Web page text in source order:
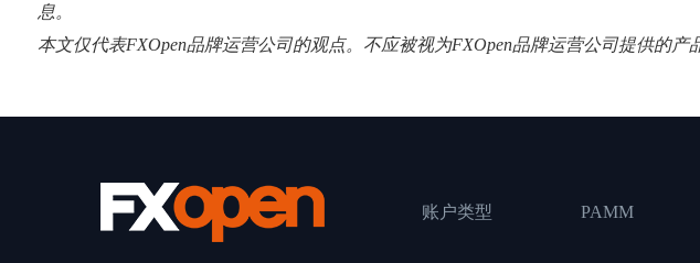
息。
本文仅代表FXOpen品牌运营公司的观点。不应被视为FXOpen品牌运营公司提供的
账户类型 PAMM